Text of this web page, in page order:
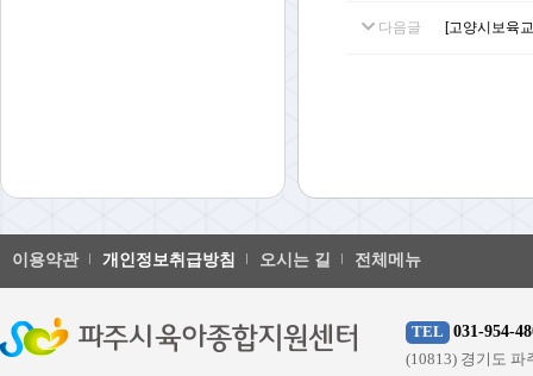
다음글 [고양시보육
이용약관 개인정보취급방침 오시는 길 전체메뉴
TEL 031-954-
(10813) 경기도 파